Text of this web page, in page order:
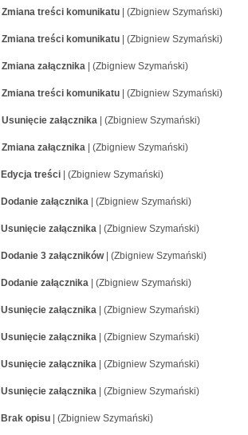
Zmiana treści komunikatu | (Zbigniew Szymański)
Zmiana treści komunikatu | (Zbigniew Szymański)
Zmiana załącznika | (Zbigniew Szymański)
Zmiana treści komunikatu | (Zbigniew Szymański)
Usunięcie załącznika | (Zbigniew Szymański)
Zmiana załącznika | (Zbigniew Szymański)
Edycja treści | (Zbigniew Szymański)
Dodanie załącznika | (Zbigniew Szymański)
Usunięcie załącznika | (Zbigniew Szymański)
Dodanie 3 załączników| (Zbigniew Szymański)
Dodanie załącznika | (Zbigniew Szymański)
Usunięcie załącznika | (Zbigniew Szymański)
Usunięcie załącznika | (Zbigniew Szymański)
Usunięcie załącznika | (Zbigniew Szymański)
Usunięcie załącznika | (Zbigniew Szymański)
Brak opisu | (Zbigniew Szymański)